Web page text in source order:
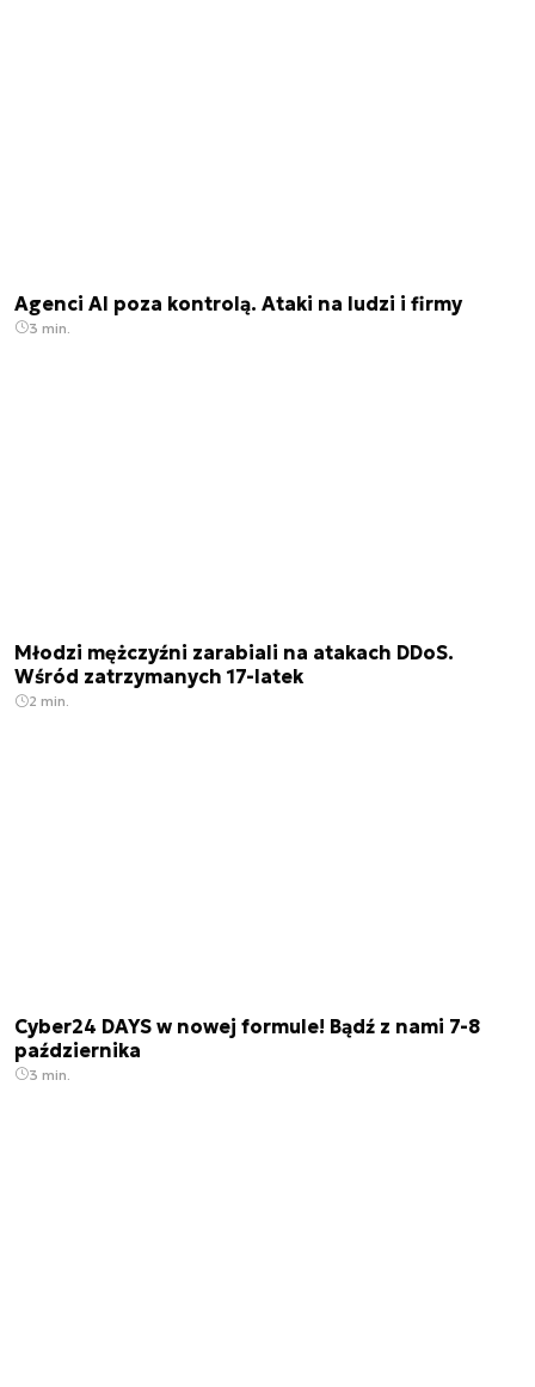
Agenci AI poza kontrolą. Ataki na ludzi i firmy
3 min.
Młodzi mężczyźni zarabiali na atakach DDoS.
Wśród zatrzymanych 17-latek
2 min.
Cyber24 DAYS w nowej formule! Bądź z nami 7-8
października
3 min.